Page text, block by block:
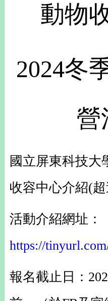
動物
2024冬
營
國立屏東科技大
收容中心介紹(
活動介紹網址：
https://
報名截止日：